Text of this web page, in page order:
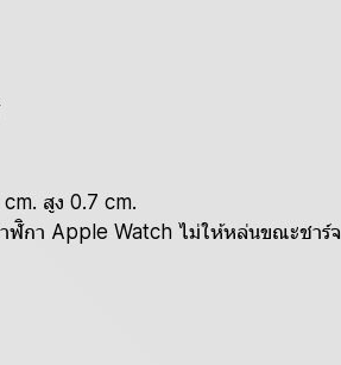
สูง 0.7 cm.
ฬิกา Apple Watch ไม่ให้หล่นขณะชาร์จ